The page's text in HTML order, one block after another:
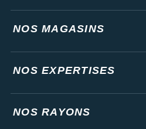
NOS MAGASINS
NOS EXPERTISES
NOS RAYONS